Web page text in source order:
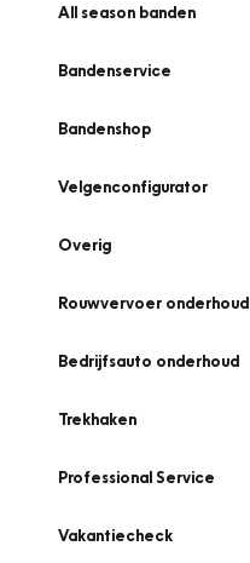
All season banden
Bandenservice
Bandenshop
Velgenconfigurator
Overig
Rouwvervoer onderhoud
Bedrijfsauto onderhoud
Trekhaken
Professional Service
Vakantiecheck